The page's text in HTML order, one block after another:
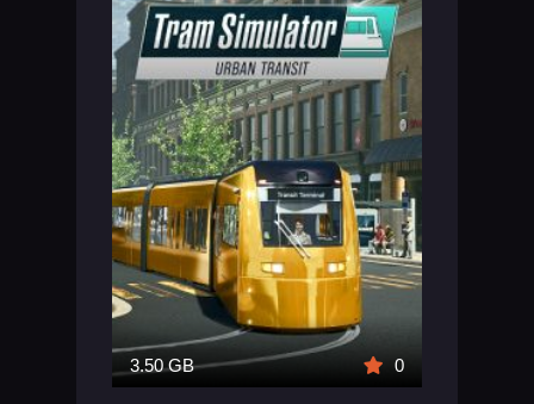
3.50 GB 0